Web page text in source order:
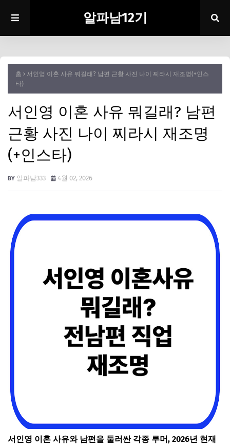
알파남12기
홈
서인영 이혼 사유 뭐길래? 남편 근황 사진 나이 찌라시 재조명(+인스
타)
서인영 이혼 사유 뭐길래? 남편
근황 사진 나이 찌라시 재조명
(+인스타)
알파남333 4월 02, 2026
서인영 이혼 사유와 남편을 둘러싼 각종 루머, 2026년 현재